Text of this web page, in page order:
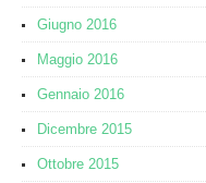
Giugno 2016
Maggio 2016
Gennaio 2016
Dicembre 2015
Ottobre 2015